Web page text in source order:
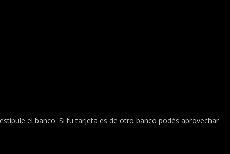
el banco. Si tu tarjeta es de otro banco podés aprovechar